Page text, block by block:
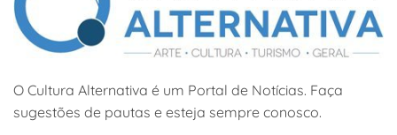
O Cultura Alternativa é um Portal de Notícias. Faça
sugestões de pautas e esteja sempre conosco.